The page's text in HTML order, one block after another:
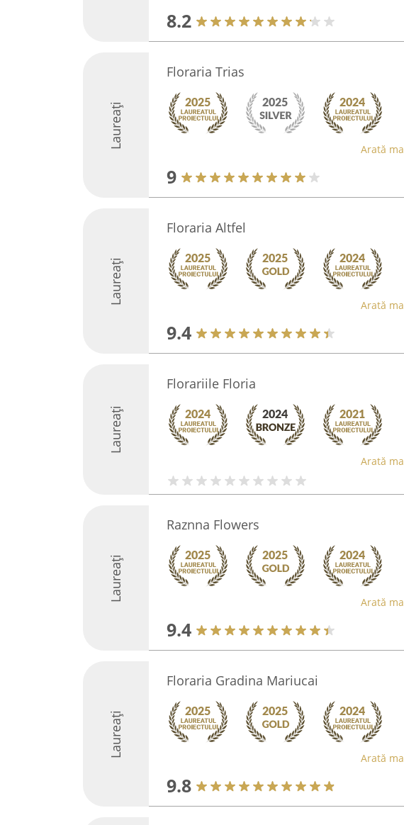
8.2
Laureați
Floraria Trias
Arată
9
Laureați
Floraria Altfel
Arată
9.4
Laureați
Florariile Floria
Arată
Laureați
Raznna Flowers
Arată
9.4
Laureați
Floraria Gradina Mariucai
Arată
9.8